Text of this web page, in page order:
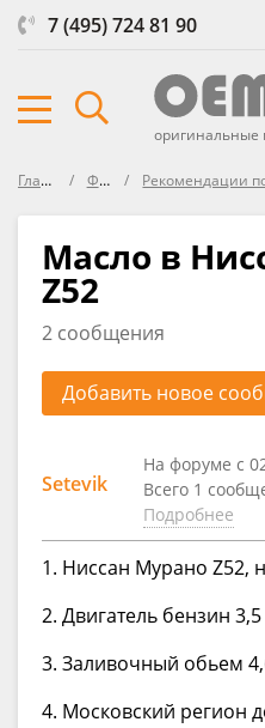
7 (495) 724 81 90
оригинальные
Главная Форум Рекомендации по подбору
Масло в
Z52
2 сообщения
Добавить новое
Setevik
На форуме с
Всего 1
Подробнее
1. Ниссан Мурано Z52,
2. Двигатель бензин 3,5
3. Заливочный обьем
4. Московский регион